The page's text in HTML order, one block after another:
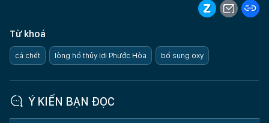
Từ khoá
cá chết lòng hồ thủy lợi Phước Hòa bổ sung oxy
Ý KIẾN BẠN ĐỌC